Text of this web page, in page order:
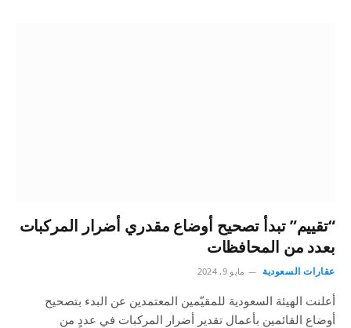
“تقييم” تبدأ تصحيح أوضاع مقدري أضرار المركبات
بعدد من المحافظات
عقارات السعودية مايو 9, 2024
أعلنت الهيئة السعودية للمقيّمين المعتمدين عن البدء بتصحيح
أوضاع القائمين بأعمال تقدير أضرار المركبات في عددٍ من